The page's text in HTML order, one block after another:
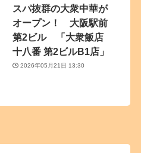
スパ抜群の大衆中華が
オープン！ 大阪駅前
第2ビル 「大衆飯店
十八番 第2ビルB1店」
2026年05月21日 13:30